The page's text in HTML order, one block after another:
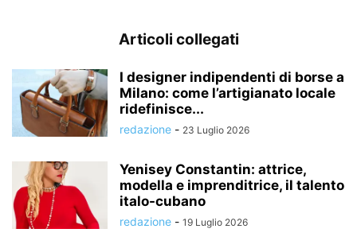
Articoli collegati
I designer indipendenti di borse a
Milano: come l’artigianato locale
ridefinisce...
redazione - 23 Luglio 2026
Yenisey Constantin: attrice,
modella e imprenditrice, il talento
italo-cubano
redazione - 19 Luglio 2026